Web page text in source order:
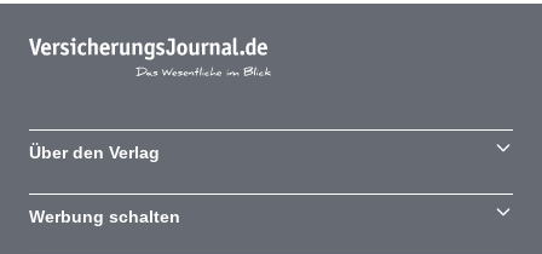
Über den Verlag
Werbung schalten